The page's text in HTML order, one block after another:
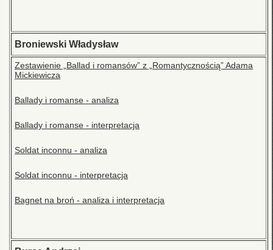
Broniewski Władysław
Zestawienie „Ballad i romansów” z „Romantycznością” Adama
Mickiewicza
Ballady i romanse - analiza
Ballady i romanse - interpretacja
Soldat inconnu - analiza
Soldat inconnu - interpretacja
Bagnet na broń - analiza i interpretacja